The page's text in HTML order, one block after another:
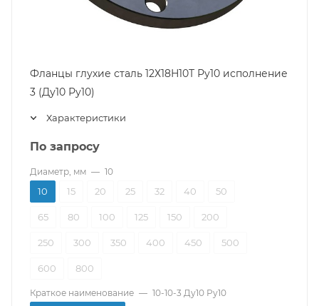
Фланцы глухие сталь 12Х18Н10Т Ру10 исполнение
3 (Ду10 Ру10)
Характеристики
По запросу
Диаметр, мм — 10
10 15 20 25 32 40 50
65 80 100 125 150 200
250 300 350 400 450 500
600 800
Краткое наименование — 10-10-3 Ду10 Ру10